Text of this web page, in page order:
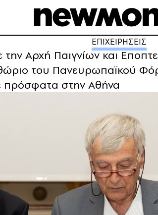
ΕΠΙΧΕΙΡΗΣΕΙΣ
Αρχή Παιγνίων και
του Πανευρωπαϊκού
πρόσφατα στην Αθήνα